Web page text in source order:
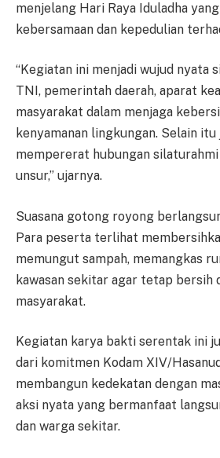
menjelang Hari Raya Iduladha
kebersamaan dan kepedulian
“Kegiatan ini menjadi wujud nyata
TNI, pemerintah daerah, aparat
masyarakat dalam menjaga
kenyamanan lingkungan. Selain
mempererat hubungan
unsur,” ujarnya.
Suasana gotong royong
Para peserta terlihat
memungut sampah, memangkas
kawasan sekitar agar tetap bersih
masyarakat.
Kegiatan karya bakti serentak ini
dari komitmen Kodam XIV/
membangun kedekatan dengan
aksi nyata yang bermanfaat
dan warga sekitar.